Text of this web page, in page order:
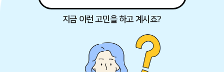
지금 이런 고민을 하고 계시죠?